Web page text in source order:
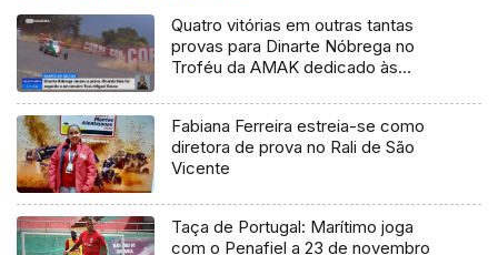
Quatro vitórias em outras tantas
provas para Dinarte Nóbrega no
Troféu da AMAK dedicado às
Fabiana Ferreira estreia-se como
diretora de prova no Rali de São
Vicente
Taça de Portugal: Marítimo joga
com o Penafiel a 23 de novembro